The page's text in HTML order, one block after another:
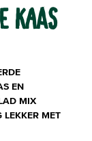
KAAS
EN
MIX
LEKKER MET